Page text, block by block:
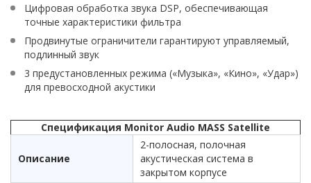
Цифровая обработка звука DSP, обеспечивающая
точные характеристики фильтра
Продвинутые ограничители гарантируют управляемый,
подлинный звук
3 предустановленных режима («Музыка», «Кино», «Удар»)
для превосходной акустики
Спецификация Monitor Audio MASS Satellite
Описание
2-полосная, полочная
акустическая система в
закрытом корпусе